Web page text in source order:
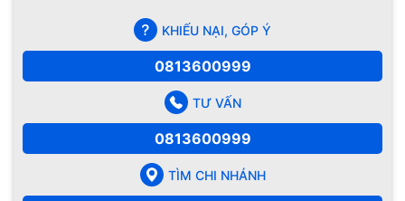
KHIẾU NẠI, GÓP Ý
0813600999
TƯ VẤN
0813600999
TÌM CHI NHÁNH